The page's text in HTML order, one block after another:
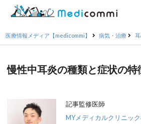
医療情報メディア【medicommi】 病気・治療
慢性中耳炎の種類と症状の特
記事監修医師
MYメディカルクリニッ